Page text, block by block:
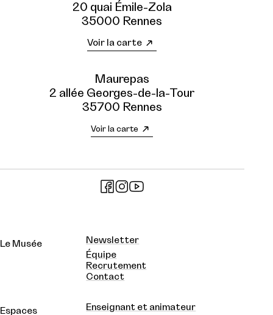
20 quai Émile-Zola
35000 Rennes
Voir la carte
Maurepas
2 allée Georges-de-la-Tour
35700 Rennes
Voir la carte
Le Musée
Newsletter
Équipe
Recrutement
Contact
Espaces Enseignant et animateur